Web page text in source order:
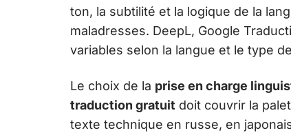
ton, la subtilité et la logique de la
maladresses. DeepL, Google
variables selon la langue et le type
Le choix de la prise en charge
traduction gratuit doit couvrir la
texte technique en russe, en